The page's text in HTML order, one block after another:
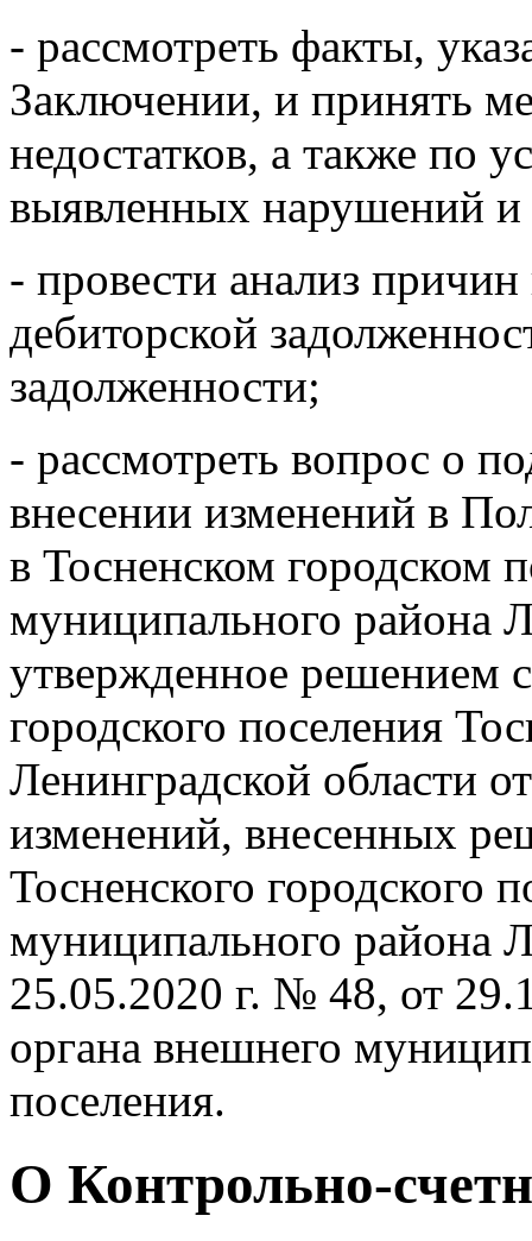
- рассмотреть факты,
Заключении, и принять
недостатков, а также по
выявленных нарушений и
- провести анализ
дебиторской
задолженности;
- рассмотреть вопрос о
внесении изменений в
в Тосненском городском
муниципального района
утвержденное решением
городского поселения
Ленинградской области
изменений, внесенных
Тосненского городского
муниципального района
25.05.2020 г. № 48, от
органа внешнего
поселения.
О Контрольно-